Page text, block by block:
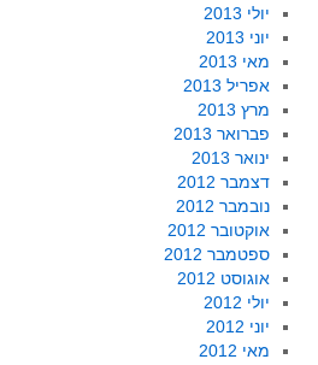
יולי 2013
יוני 2013
מאי 2013
אפריל 2013
מרץ 2013
פברואר 2013
ינואר 2013
דצמבר 2012
נובמבר 2012
אוקטובר 2012
ספטמבר 2012
אוגוסט 2012
יולי 2012
יוני 2012
מאי 2012